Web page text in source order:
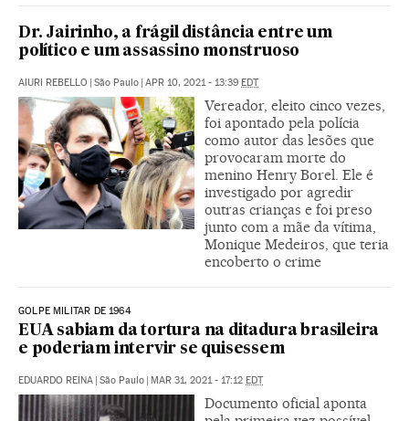
Dr. Jairinho, a frágil distância entre um
político e um assassino monstruoso
AIURI REBELLO | São Paulo | APR 10, 2021 - 13:39 EDT
Vereador, eleito cinco vezes,
foi apontado pela polícia
como autor das lesões que
provocaram morte do
menino Henry Borel. Ele é
investigado por agredir
outras crianças e foi preso
junto com a mãe da vítima,
Monique Medeiros, que teria
encoberto o crime
GOLPE MILITAR DE 1964
EUA sabiam da tortura na ditadura brasileira
e poderiam intervir se quisessem
EDUARDO REINA | São Paulo | MAR 31, 2021 - 17:12 EDT
Documento oficial aponta